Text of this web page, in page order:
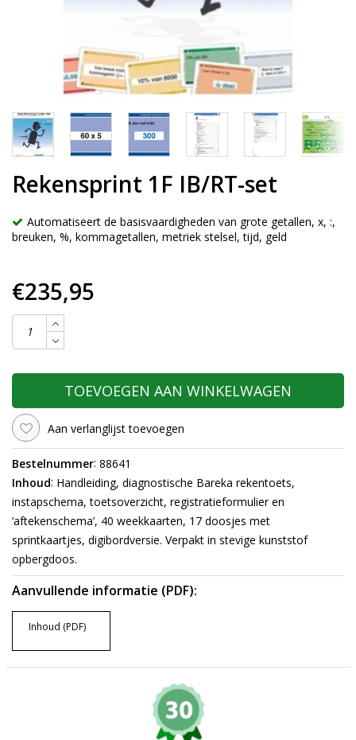
Rekensprint 1F IB/RT-set
Automatiseert de basisvaardigheden van grote getallen, x, :,
breuken, %, kommagetallen, metriek stelsel, tijd, geld
€235,95
TOEVOEGEN AAN WINKELWAGEN
Aan verlanglijst toevoegen
Bestelnummer: 88641
Inhoud: Handleiding, diagnostische Bareka rekentoets,
instapschema, toetsoverzicht, registratieformulier en
‘aftekenschema’, 40 weekkaarten, 17 doosjes met
sprintkaartjes, digibordversie. Verpakt in stevige kunststof
opbergdoos.
Aanvullende informatie (PDF):
Inhoud (PDF)